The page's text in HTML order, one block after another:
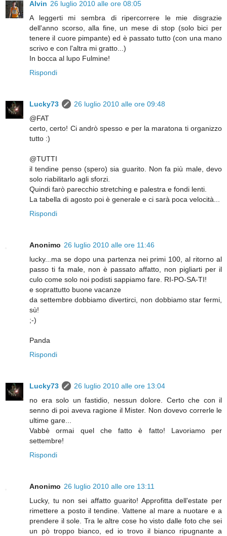
Alvin 26 luglio 2010 alle ore 08:05
A leggerti mi sembra di ripercorrere le mie disgrazie
dell'anno scorso, alla fine, un mese di stop (solo bici per
tenere il cuore pimpante) ed è passato tutto (con una mano
scrivo e con l'altra mi gratto...)
In bocca al lupo Fulmine!
Rispondi
Lucky73
26 luglio 2010 alle ore 09:48
@FAT
certo, certo! Ci andrò spesso e per la maratona ti organizzo
tutto :)
@TUTTI
il tendine penso (spero) sia guarito. Non fa più male, devo
solo riabilitarlo agli sforzi.
Quindi farò parecchio stretching e palestra e fondi lenti.
La tabella di agosto poi è generale e ci sarà poca velocità...
Rispondi
Anonimo 26 luglio 2010 alle ore 11:46
lucky...ma se dopo una partenza nei primi 100, al ritorno al
passo ti fa male, non è passato affatto, non pigliarti per il
culo come solo noi podisti sappiamo fare. RI-PO-SA-TI!
e soprattutto buone vacanze
da settembre dobbiamo divertirci, non dobbiamo star fermi,
sù!
;-)
Panda
Rispondi
Lucky73
26 luglio 2010 alle ore 13:04
no era solo un fastidio, nessun dolore. Certo che con il
senno di poi aveva ragione il Mister. Non dovevo correrle le
ultime gare...
Vabbè ormai quel che fatto è fatto! Lavoriamo per
settembre!
Rispondi
Anonimo 26 luglio 2010 alle ore 13:11
Lucky, tu non sei affatto guarito! Approfitta dell'estate per
rimettere a posto il tendine. Vattene al mare a nuotare e a
prendere il sole. Tra le altre cose ho visto dalle foto che sei
un pò troppo bianco, ed io trovo il bianco ripugnante a